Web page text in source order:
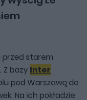
przed starem
Z bazy Inter
pod Warszawą do
Na ich pokładzie